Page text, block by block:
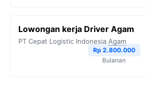
Lowongan kerja Driver Agam
PT Cepat Logistic Indonesia Agam
Rp 2.800.000
Bulanan